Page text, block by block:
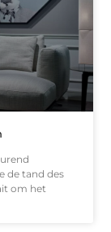
de tand des
om het